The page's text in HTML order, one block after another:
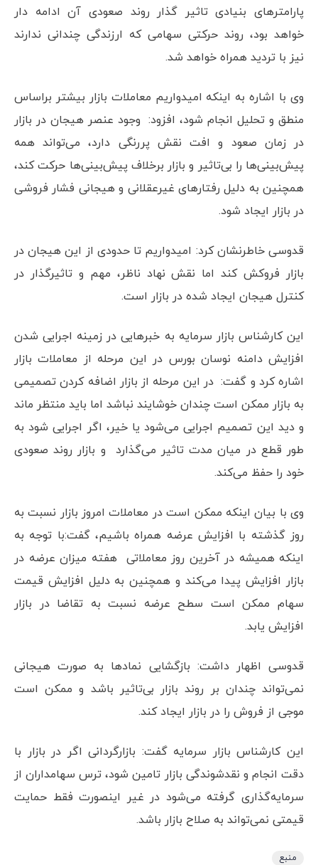
پارامترهای بنیادی تاثیر گذار روند صعودی آن ادامه دار
خواهد بود، روند حرکتی سهامی که ارزندگی چندانی ندارند
نیز با تردید همراه خواهد شد.
وی با اشاره به اینکه امیدواریم معاملات بازار بیشتر براساس
منطق و تحلیل انجام شود، افزود: وجود عنصر هیجان در بازار
در زمان صعود و افت نقش پررنگی دارد، می‌تواند همه
پیش‌بینی‌ها را بی‌تاثیر و بازار برخلاف پیش‌بینی‌ها حرکت کند،
همچنین به دلیل رفتارهای غیرعقلانی و هیجانی فشار فروشی
در بازار ایجاد شود.
قدوسی خاطرنشان کرد: امیدواریم تا حدودی از این هیجان در
بازار فروکش کند اما نقش نهاد ناظر، مهم و تاثیرگذار در
کنترل هیجان ایجاد شده در بازار است.
این کارشناس بازار سرمایه به خبرهایی در زمینه اجرایی شدن
افزایش دامنه نوسان بورس در این مرحله از معاملات بازار
اشاره کرد و گفت: در این مرحله از بازار اضافه کردن تصمیمی
به بازار ممکن است چندان خوشایند نباشد اما باید منتظر ماند
و دید این تصمیم اجرایی می‌شود یا خیر، اگر اجرایی شود به
طور قطع در میان مدت تاثیر می‌گذارد و بازار روند صعودی
خود را حفظ می‌کند.
وی با بیان اینکه ممکن است در معاملات امروز بازار نسبت به
روز گذشته با افزایش عرضه همراه باشیم، گفت:با توجه به
اینکه همیشه در آخرین روز معاملاتی هفته میزان عرضه در
بازار افزایش پیدا می‌کند و همچنین به دلیل افزایش قیمت
سهام ممکن است سطح عرضه نسبت به تقاضا در بازار
افزایش یابد.
قدوسی اظهار داشت: بازگشایی نمادها به صورت هیجانی
نمی‌تواند چندان بر روند بازار بی‌تاثیر باشد و ممکن است
موجی از فروش را در بازار ایجاد کند.
این کارشناس بازار سرمایه گفت: بازارگردانی اگر در بازار با
دقت انجام و نقدشوندگی بازار تامین شود، ترس سهامداران از
سرمایه‌گذاری گرفته می‌شود در غیر اینصورت فقط حمایت
قیمتی نمی‌تواند به صلاح بازار باشد.
منبع